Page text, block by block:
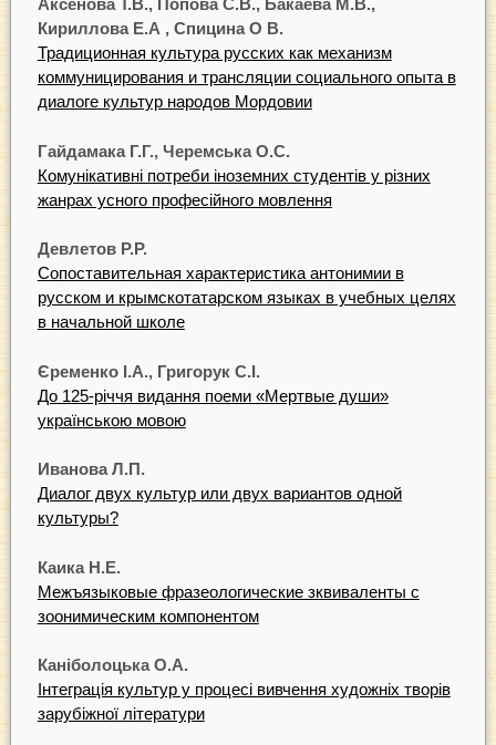
Аксенова Т.В., Попова С.В., Бакаева М.В.,
Кириллова Е.А , Спицина О В.
Традиционная культура русских как механизм
коммуницирования и трансляции социального опыта в
диалоге культур народов Мордовии
Гайдамака Г.Г., Черемська О.С.
Комунікативні потреби іноземних студентів у різних
жанрах усного професійного мовлення
Девлетов Р.Р.
Сопоставительная характеристика антонимии в
русском и крымскотатарском языках в учебных целях
в начальной школе
Єременко І.А., Григорук С.І.
До 125-річчя видання поеми «Мертвые души»
українською мовою
Иванова Л.П.
Диалог двух культур или двух вариантов одной
культуры?
Каика Н.Е.
Межъязыковые фразеологические зквиваленты с
зоонимическим компонентом
Каніболоцька О.А.
Інтеграція культур у процесі вивчення художніх творів
зарубіжної літератури